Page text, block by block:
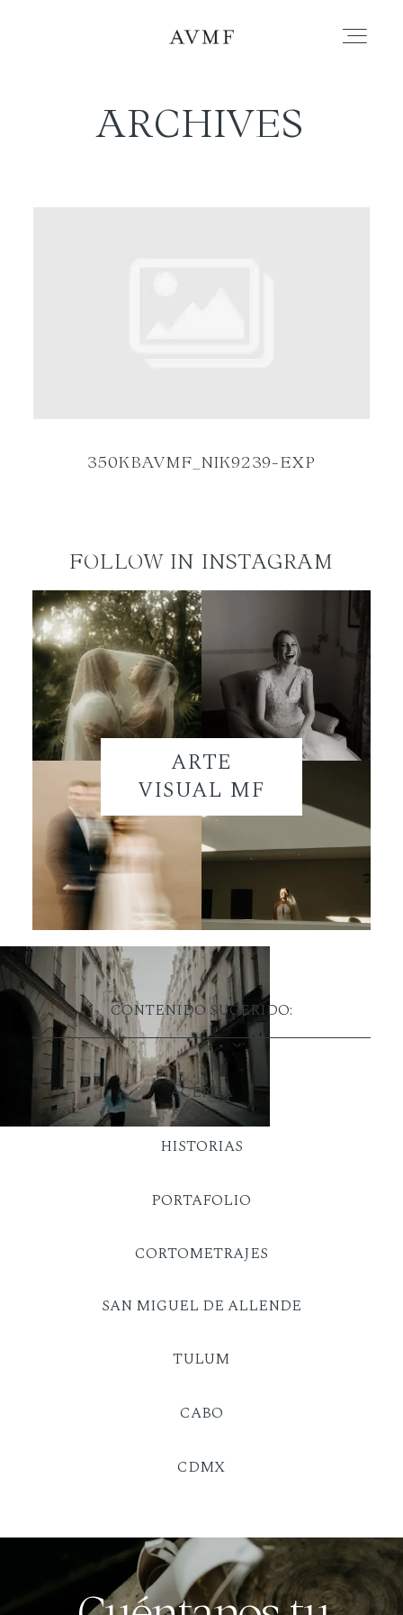
PORTAFOLIO
ARCHIVES
350KBAVMF_NIK9239-EXP
FOLLOW IN INSTAGRAM
ARTE
VISUAL MF
CONTENIDO SUGERIDO:
ACERCA
SAN MIGUEL DE ALLENDE
HISTORIAS
TULUM
PORTAFOLIO
CABO
CDMX
CORTOMETRAJES